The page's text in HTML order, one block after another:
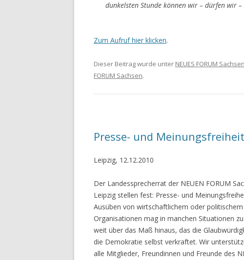
dunkelsten Stunde können wir – dürfen wir
Zum Aufruf hier klicken.
Dieser Beitrag wurde unter NEUES FORUM Sachsen
FORUM Sachsen.
Presse- und
Leipzig, 12.12.2010
Der Landessprecherrat der NEUEN FORUM
Leipzig stellen fest: Presse- und
Ausüben von wirtschaftlichem oder
Organisationen mag in manchen Situationen
weit über das Maß hinaus, das die
die Demokratie selbst verkraftet. Wir
alle Mitglieder, Freundinnen und Freunde des